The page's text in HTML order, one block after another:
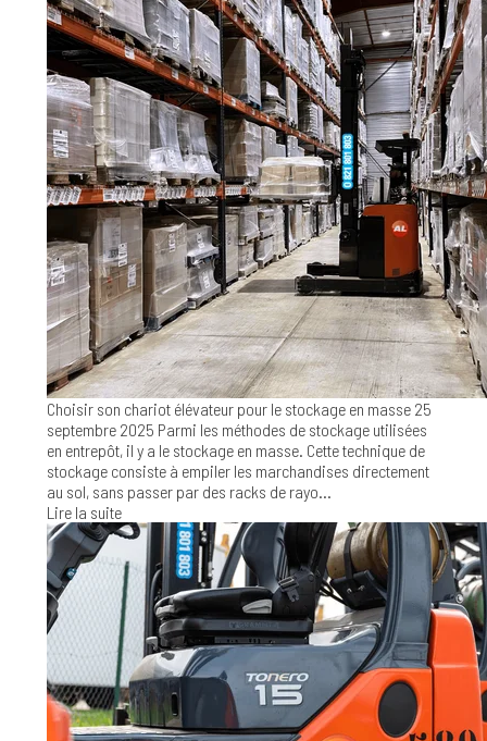
Choisir son chariot élévateur pour le stockage en masse 25
septembre 2025 Parmi les méthodes de stockage utilisées
en entrepôt, il y a le stockage en masse. Cette technique de
stockage consiste à empiler les marchandises directement
au sol, sans passer par des racks de rayo...
Lire la suite